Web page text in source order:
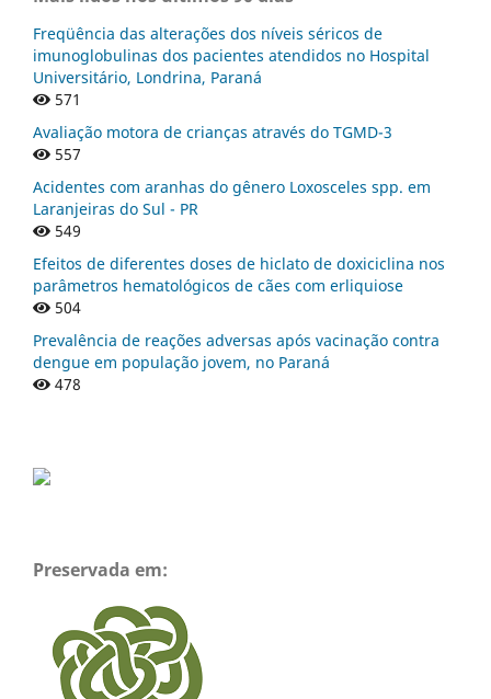
Freqüência das alterações dos níveis séricos de
imunoglobulinas dos pacientes atendidos no Hospital
Universitário, Londrina, Paraná
571
Avaliação motora de crianças através do TGMD-3
557
Acidentes com aranhas do gênero Loxosceles spp. em
Laranjeiras do Sul - PR
549
Efeitos de diferentes doses de hiclato de doxiciclina nos
parâmetros hematológicos de cães com erliquiose
504
Prevalência de reações adversas após vacinação contra
dengue em população jovem, no Paraná
478
Preservada em: